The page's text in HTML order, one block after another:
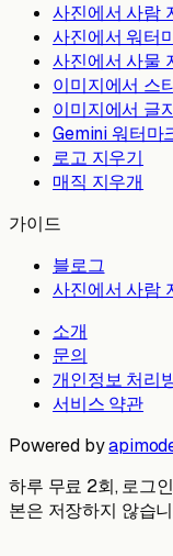
사진에서 사람
사진에서 워터
사진에서 사물
이미지에서 스
이미지에서 글
Gemini 워터마
로고 지우기
매직 지우개
가이드
블로그
사진에서 사람
소개
문의
개인정보 처리
서비스 약관
Powered by
하루 무료 2회, 로그
본은 저장하지 않습